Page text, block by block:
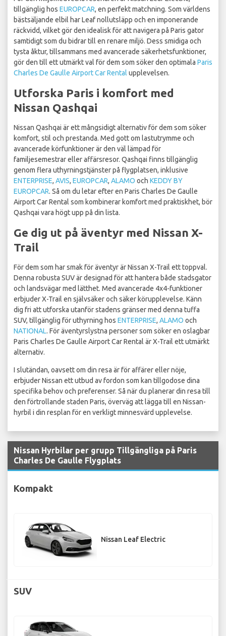
tillgänglig hos EUROPCAR, en perfekt matchning. Som världens
bästsäljande elbil har Leaf nollutsläpp och en imponerande
räckvidd, vilket gör den idealisk för att navigera på Paris gator
samtidigt som du bidrar till en renare miljö. Dess smidiga och
tysta åktur, tillsammans med avancerade säkerhetsfunktioner,
gör den till ett utmärkt val för dem som söker den optimala Paris
Charles De Gaulle Airport Car Rental upplevelsen.
Utforska Paris i komfort med
Nissan Qashqai
Nissan Qashqai är ett mångsidigt alternativ för dem som söker
komfort, stil och prestanda. Med gott om lastutrymme och
avancerade körfunktioner är den väl lämpad för
familjesemestrar eller affärsresor. Qashqai finns tillgänglig
genom flera uthyrningstjänster på flygplatsen, inklusive
ENTERPRISE, AVIS, EUROPCAR, ALAMO och KEDDY BY
EUROPCAR. Så om du letar efter en Paris Charles De Gaulle
Airport Car Rental som kombinerar komfort med praktiskhet, bör
Qashqai vara högt upp på din lista.
Ge dig ut på äventyr med Nissan X-
Trail
För dem som har smak för äventyr är Nissan X-Trail ett toppval.
Denna robusta SUV är designad för att hantera både stadsgator
och landsvägar med lätthet. Med avancerade 4x4-funktioner
erbjuder X-Trail en självsäker och säker körupplevelse. Känn
dig fri att utforska utanför stadens gränser med denna tuffa
SUV, tillgänglig för uthyrning hos ENTERPRISE, ALAMO och
NATIONAL. För äventyrslystna personer som söker en oslagbar
Paris Charles De Gaulle Airport Car Rental är X-Trail ett utmärkt
alternativ.
I slutändan, oavsett om din resa är för affärer eller nöje,
erbjuder Nissan ett utbud av fordon som kan tillgodose dina
specifika behov och preferenser. Så när du planerar din resa till
den förtrollande staden Paris, överväg att lägga till en Nissan-
hyrbil i din resplan för en verkligt minnesvärd upplevelse.
Nissan Hyrbilar per grupp Tillgängliga på Paris
Charles De Gaulle Flygplats
Kompakt
Nissan Leaf Electric
SUV